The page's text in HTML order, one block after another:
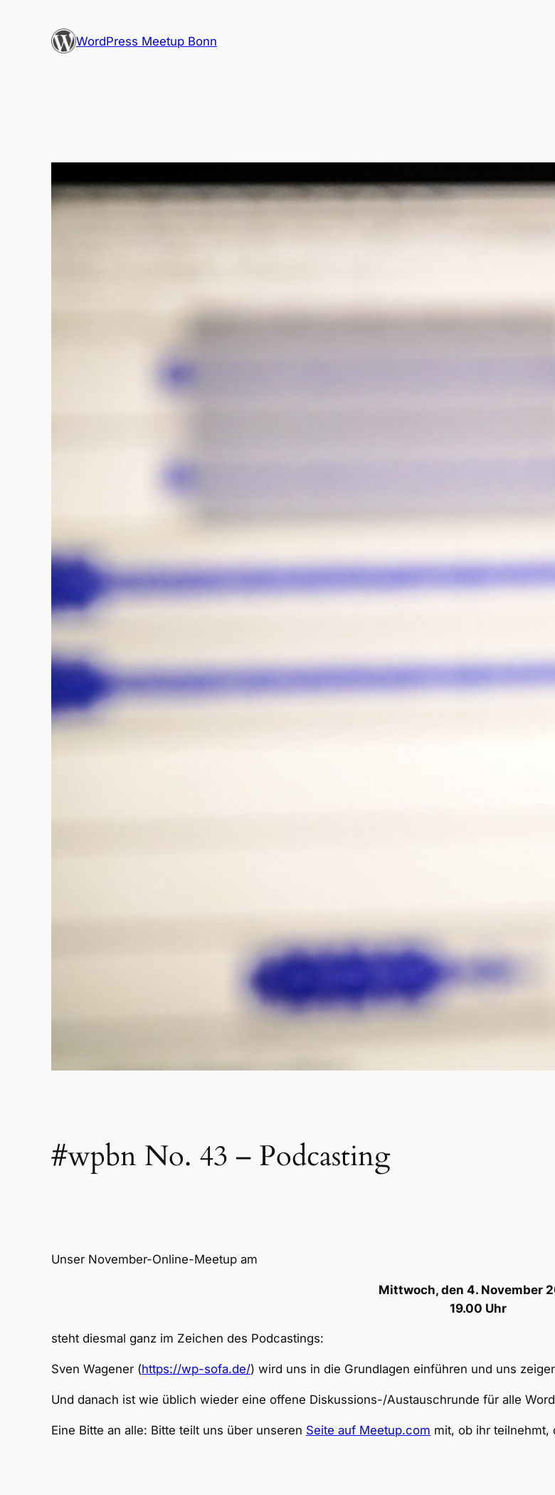
springen
WordPress Meetup Bonn
#wpbn No. 43 – Podcasting
Unser November-Online-Meetup am
Mittwoch, den 4. November
19.00 Uhr
steht diesmal ganz im Zeichen des Podcastings:
Sven Wagener (https://wp-sofa.de/) wird uns in die Grundlagen einführen und uns
Und danach ist wie üblich wieder eine offene Diskussions-/Austauschrunde für alle
Eine Bitte an alle: Bitte teilt uns über unseren Seite auf Meetup.com mit, ob ihr teilnehmt,